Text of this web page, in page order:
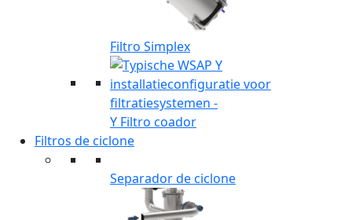
Filtro Simplex
Y Filtro coador
Filtros de ciclone
Separador de ciclone